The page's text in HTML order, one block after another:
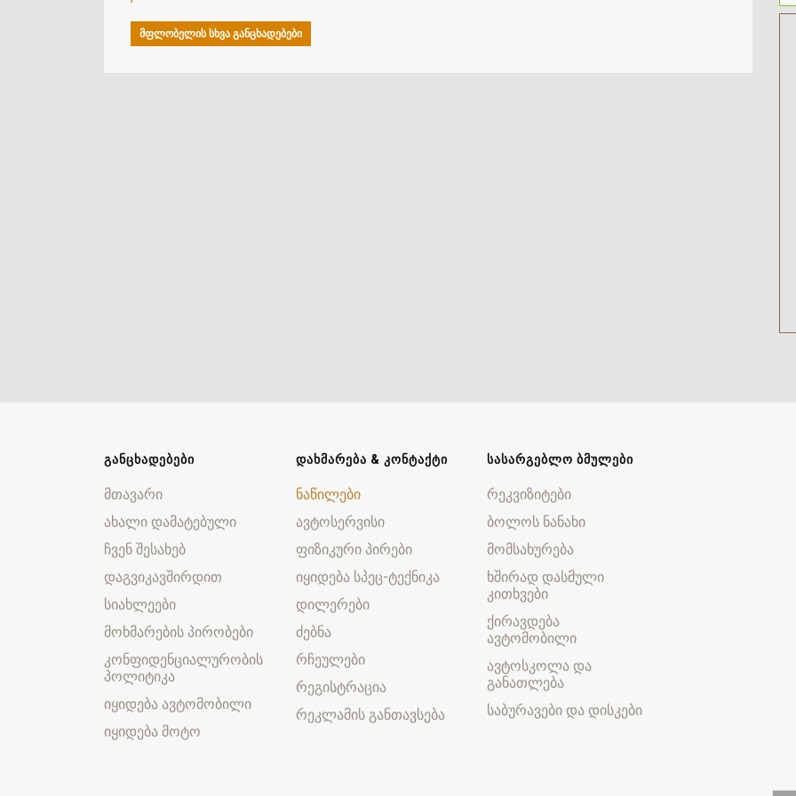
ᲛᲤᲚᲝᲑᲔᲚᲘᲡ ᲡᲮᲕᲐ ᲒᲐᲜᲪᲮᲐᲓᲔᲑᲔᲑᲘ
ᲒᲐᲜᲪᲮᲐᲓᲔᲑᲔᲑᲘ
მთავარი
ახალი დამატებული
ჩვენ შესახებ
დაგვიკავშირდით
სიახლეები
მოხმარების პირობები
კონფიდენციალურობის
პოლიტიკა
იყიდება ავტომობილი
იყიდება მოტო
ᲓᲐᲮᲛᲐᲠᲔᲑᲐ & ᲙᲝᲜᲢᲐᲥᲢᲘ
ნაწილები
ავტოსერვისი
ფიზიკური პირები
იყიდება სპეც-ტექნიკა
დილერები
ძებნა
რჩეულები
რეგისტრაცია
რეკლამის განთავსება
ᲡᲐᲡᲐᲠᲒᲔᲑᲚᲝ ᲑᲛᲣᲚᲔᲑᲘ
რეკვიზიტები
ბოლოს ნანახი
მომსახურება
ხშირად დასმული
კითხვები
ქირავდება
ავტომობილი
ავტოსკოლა და
განათლება
საბურავები და დისკები